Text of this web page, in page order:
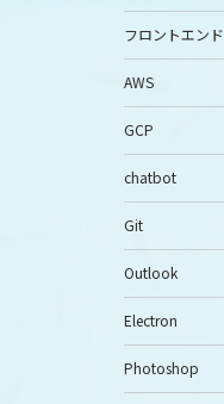
フロントエンド
AWS
GCP
chatbot
Git
Outlook
Electron
Photoshop